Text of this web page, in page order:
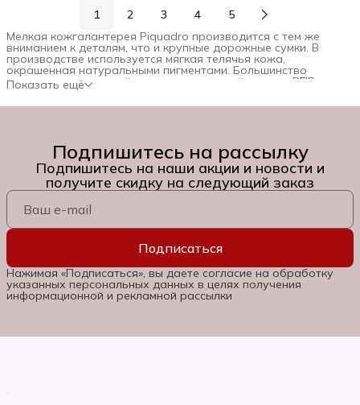
1 2 3 4
5
Мелкая кожгалантерея Piquadro производится с тем же
вниманием к деталям, что и крупные дорожные сумки. В
производстве используется мягкая телячья кожа,
окрашенная натуральными пигментами. Большинство
современных моделей оснащены системой защиты RFID:
специальная металлизированная ткань внутри подкладки
блокирует радиосигналы, защищая ваши банковские карты
Показать ещё
Подпишитесь на рассылку
Подпишитесь на наши акции и новости и
получите скидку на следующий заказ
Подписаться
Нажимая «Подписаться», вы даете согласие на обработку
указанных персональных данных в целях получения
информационной и рекламной рассылки